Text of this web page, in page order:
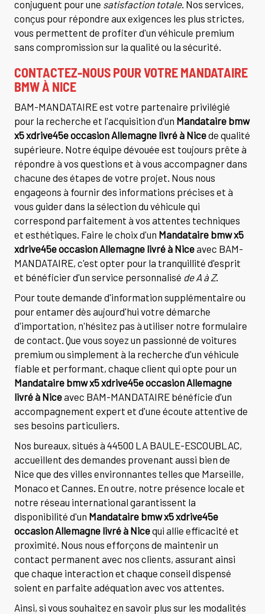
conjuguent pour une satisfaction totale. Nos services,
conçus pour répondre aux exigences les plus strictes,
vous permettent de profiter d'un véhicule premium
sans compromission sur la qualité ou la sécurité.
CONTACTEZ-NOUS POUR VOTRE MANDATAIRE
BMW À NICE
BAM-MANDATAIRE est votre partenaire privilégié
pour la recherche et l'acquisition d'un Mandataire bmw
x5 xdrive45e occasion Allemagne livré à Nicede qualité
supérieure. Notre équipe dévouée est toujours prête à
répondre à vos questions et à vous accompagner dans
chacune des étapes de votre projet. Nous nous
engageons à fournir des informations précises et à
vous guider dans la sélection du véhicule qui
correspond parfaitement à vos attentes techniques
et esthétiques. Faire le choix d'un Mandataire bmw x5
xdrive45e occasion Allemagne livré à Niceavec BAM-
MANDATAIRE, c'est opter pour la tranquillité d'esprit
et bénéficier d'un service personnalisé de A à Z.
Pour toute demande d'information supplémentaire ou
pour entamer dès aujourd'hui votre démarche
d'importation, n'hésitez pas à utiliser notre formulaire
de contact. Que vous soyez un passionné de voitures
premium ou simplement à la recherche d'un véhicule
fiable et performant, chaque client qui opte pour un
Mandataire bmw x5 xdrive45e occasion Allemagne
livré à Niceavec BAM-MANDATAIRE bénéficie d'un
accompagnement expert et d'une écoute attentive de
ses besoins particuliers.
Nos bureaux, situés à 44500 LA BAULE-ESCOUBLAC,
accueillent des demandes provenant aussi bien de
Nice que des villes environnantes telles que Marseille,
Monaco et Cannes. En outre, notre présence locale et
notre réseau international garantissent la
disponibilité d'un Mandataire bmw x5 xdrive45e
occasion Allemagne livré à Nicequi allie efficacité et
proximité. Nous nous efforçons de maintenir un
contact permanent avec nos clients, assurant ainsi
que chaque interaction et chaque conseil dispensé
soient en parfaite adéquation avec vos attentes.
Ainsi, si vous souhaitez en savoir plus sur les modalités